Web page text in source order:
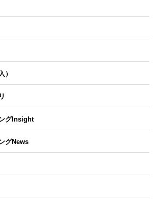
）
グInsight
グNews